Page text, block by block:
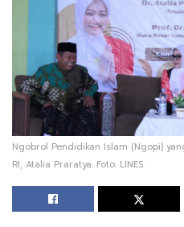
Ngobrol Pendidikan Islam (Ngopi)
RI, Atalia Praratya. Foto: LINES.